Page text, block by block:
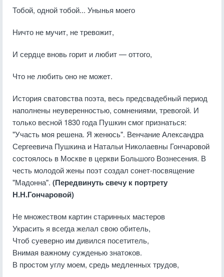
Тобой, одной тобой... Унынья моего
Ничто не мучит, не тревожит,
И сердце вновь горит и любит — оттого,
Что не любить оно не может.
История сватовства поэта, весь предсвадебный период
наполнены неуверенностью, сомнениями, тревогой. И
только весной 1830 года Пушкин смог признаться:
"Участь моя решена. Я женюсь". Венчание Александра
Сергеевича Пушкина и Натальи Николаевны Гончаровой
состоялось в Москве в церкви Большого Вознесения. В
честь молодой жены поэт создал сонет-посвящение
"Мадонна". (Передвинуть свечу к портрету
Н.Н.Гончаровой)
Не множеством картин старинных мастеров
Украсить я всегда желал свою обитель,
Чтоб суеверно им дивился посетитель,
Внимая важному сужденью знатоков.
В простом углу моем, средь медленных трудов,